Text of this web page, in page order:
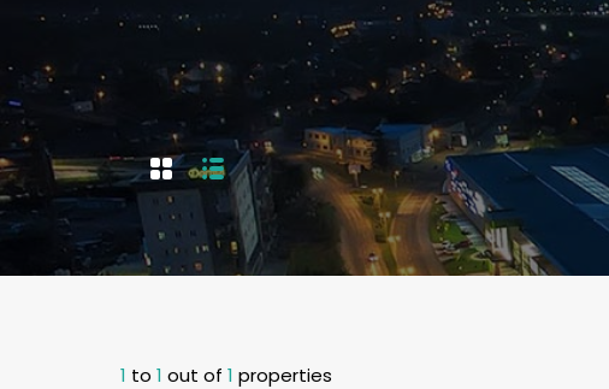
1 to 1 out of 1 properties